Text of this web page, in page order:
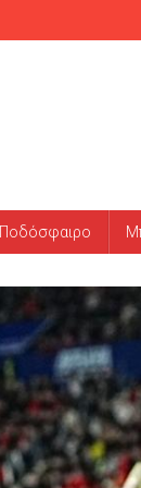
Ποδόσφαιρο